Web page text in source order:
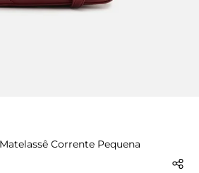
Corrente Pequena